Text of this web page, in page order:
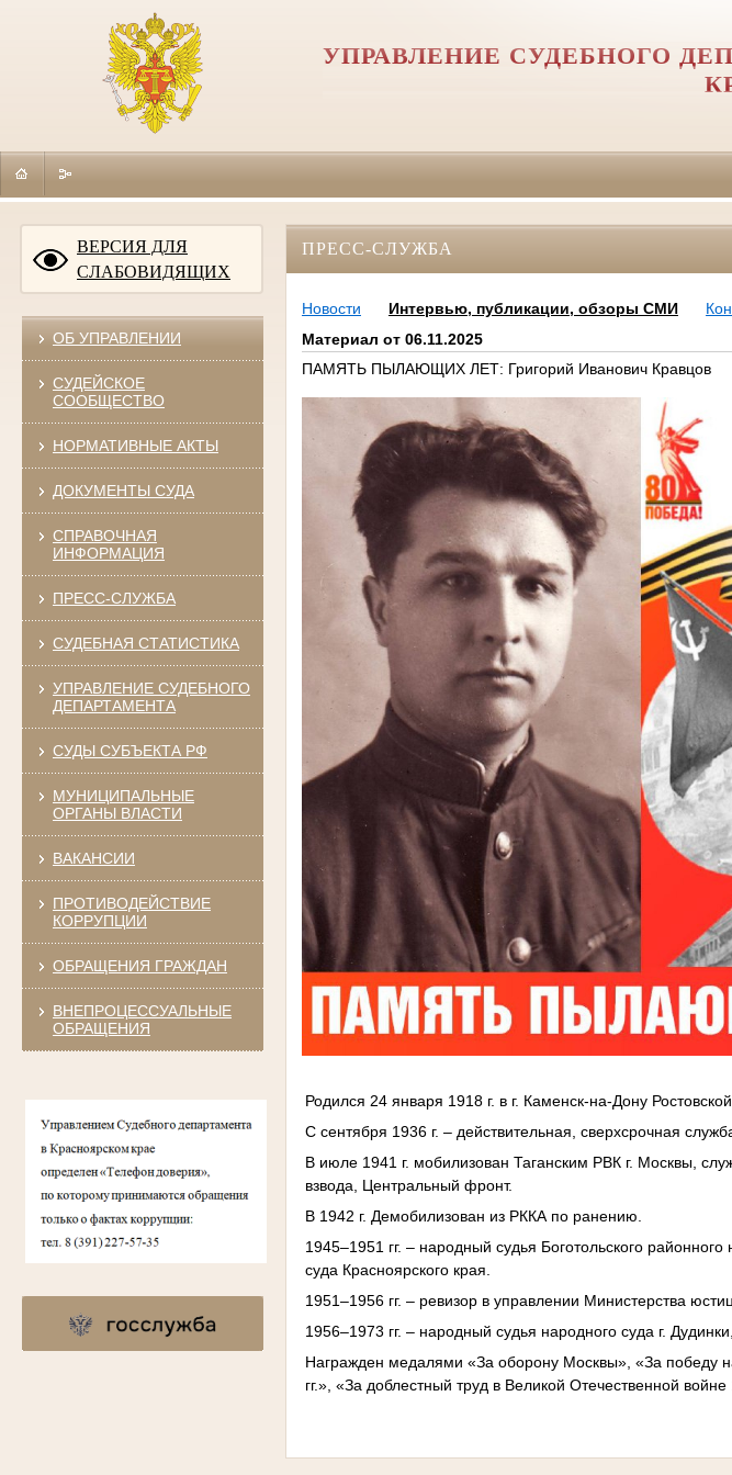
УПРАВЛЕНИЕ СУДЕБНОГО
ВЕРСИЯ ДЛЯ
СЛАБОВИДЯЩИХ
ОБ УПРАВЛЕНИИ
СУДЕЙСКОЕ
СООБЩЕСТВО
НОРМАТИВНЫЕ АКТЫ
ДОКУМЕНТЫ СУДА
СПРАВОЧНАЯ
ИНФОРМАЦИЯ
ПРЕСС-СЛУЖБА
СУДЕБНАЯ СТАТИСТИКА
УПРАВЛЕНИЕ СУДЕБНОГО
ДЕПАРТАМЕНТА
СУДЫ СУБЪЕКТА РФ
МУНИЦИПАЛЬНЫЕ
ОРГАНЫ ВЛАСТИ
ВАКАНСИИ
ПРОТИВОДЕЙСТВИЕ
КОРРУПЦИИ
ОБРАЩЕНИЯ ГРАЖДАН
ВНЕПРОЦЕССУАЛЬНЫЕ
ОБРАЩЕНИЯ
ПРЕСС-СЛУЖБА
Новости Интервью, публикации, обзоры СМИ
Материал от 06.11.2025
ПАМЯТЬ ПЫЛАЮЩИХ ЛЕТ: Григорий Иванович Кравцов
Родился 24 января 1918 г. в г. Каменск-на-Дону
С сентября 1936 г. – действительная, сверхсрочная
В июле 1941 г. мобилизован Таганским РВК г. Москвы,
взвода, Центральный фронт.
В 1942 г. Демобилизован из РККА по ранению.
1945–1951 гг. – народный судья Боготольского
суда Красноярского края.
1951–1956 гг. – ревизор в управлении Министерства
1956–1973 гг. – народный судья народного суда г.
Награжден медалями «За оборону Москвы», «За победу
гг.», «За доблестный труд в Великой Отечественной войне